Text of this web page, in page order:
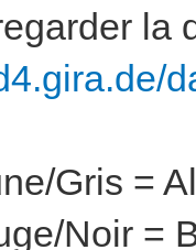
la
Gris =
Noir =